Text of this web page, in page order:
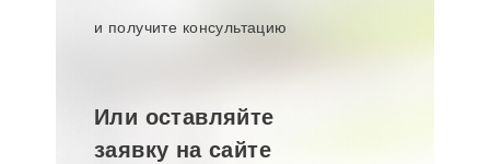
и получите консультацию
Или оставляйте
заявку на сайте